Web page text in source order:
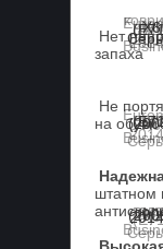
Нет
запаха
Не
на обуви
штатном